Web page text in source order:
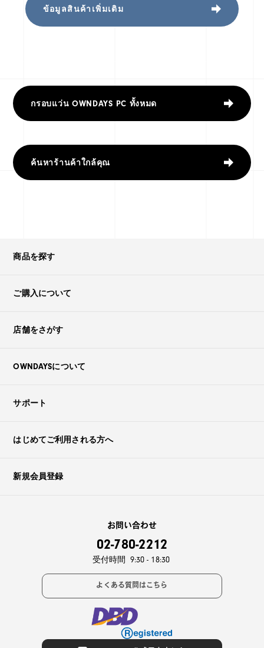
ข้อมูลสินค้าเพิ่มเติม
กรอบแว่น OWNDAYS PC ทั้งหมด
ค้นหาร้านค้าใกล้คุณ
商品を探す
ご購入について
店舗をさがす
OWNDAYSについて
サポート
はじめてご利用される方へ
新規会員登録
お問い合わせ
02-780-2212
受付時間 9:30 - 18:30
よくある質問はこちら